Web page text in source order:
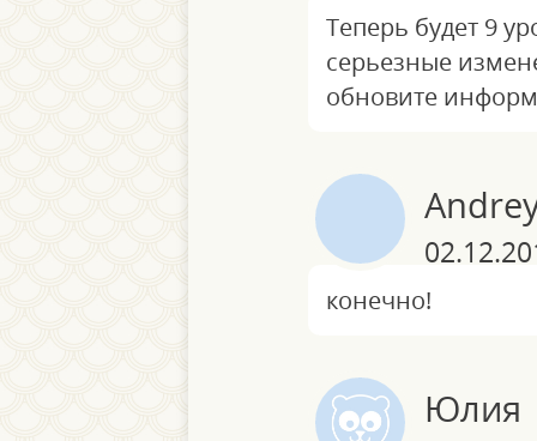
Теперь будет 9
серьезные
обновите
конечно!
Юлия